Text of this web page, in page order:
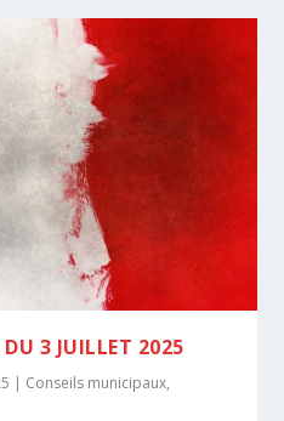
3 JUILLET 2025
| Conseils municipaux,